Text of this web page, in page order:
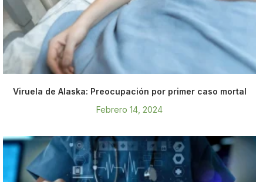
Viruela de Alaska: Preocupación por primer caso mortal
Febrero 14, 2024